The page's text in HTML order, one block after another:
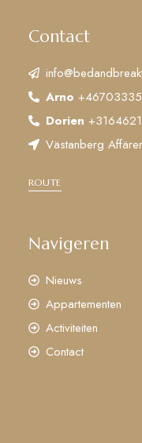
Contact
Arno
Dorien
Västanberg
ROUTE
Navigeren
Nieuws
Appartementen
Activiteiten
Contact